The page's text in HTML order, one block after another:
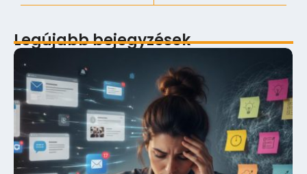
Legújabb bejegyzések